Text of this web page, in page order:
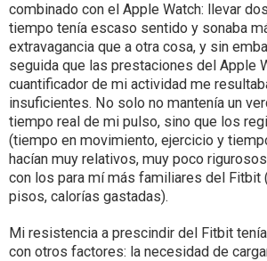
combinado con el Apple Watch: llevar
tiempo tenía escaso sentido y sonaba
extravagancia que a otra cosa, y sin
seguida que las prestaciones del Apple
cuantificador de mi actividad me
insuficientes. No solo no mantenía un
tiempo real de mi pulso, sino que los
(tiempo en movimiento, ejercicio y
hacían muy relativos, muy poco
con los para mí más familiares del Fitbit
pisos, calorías gastadas).
Mi resistencia a prescindir del Fitbit
con otros factores: la necesidad de